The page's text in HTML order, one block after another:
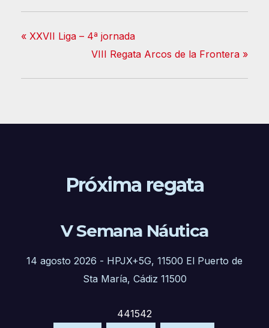
« XXVII Liga – 4ª jornada
VIII Regata Arcos de la Frontera »
Próxima regata
V Semana Náutica
14 agosto 2026 - HPJX+5G, 11500 El Puerto de
Sta María, Cádiz 11500
441542